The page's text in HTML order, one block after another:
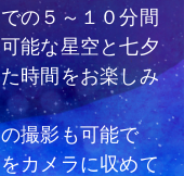
の５～１０分間
能な星空と七夕
時間をお楽しみ
撮影も可能で
カメラに収めて